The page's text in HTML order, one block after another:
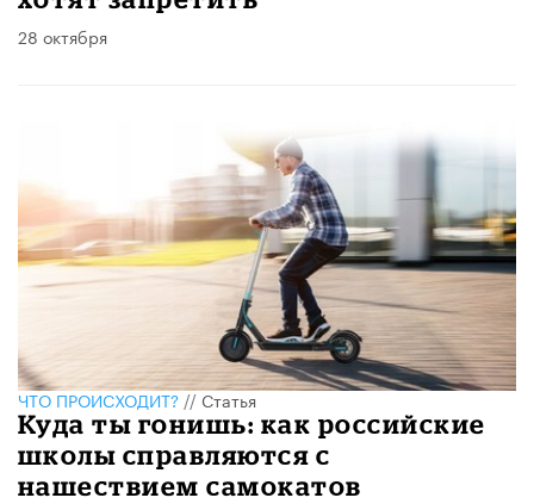
28 октября
ЧТО ПРОИСХОДИТ?//Статья
Куда ты гонишь: как российские
школы справляются с
нашествием самокатов